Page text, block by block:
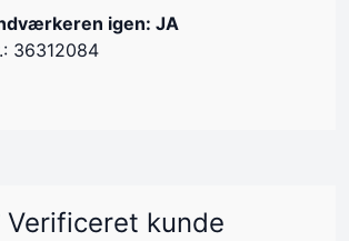
igen: JA
36312084
Verificeret kunde